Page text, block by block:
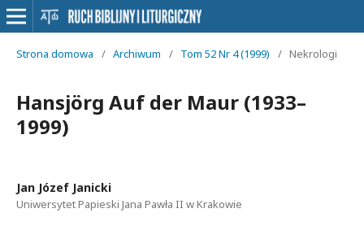
Strona domowa / Archiwum / Tom 52 Nr 4 (1999) / Nekrologi
Hansjörg Auf der Maur (1933–
1999)
Jan Józef Janicki
Uniwersytet Papieski Jana Pawła II w Krakowie